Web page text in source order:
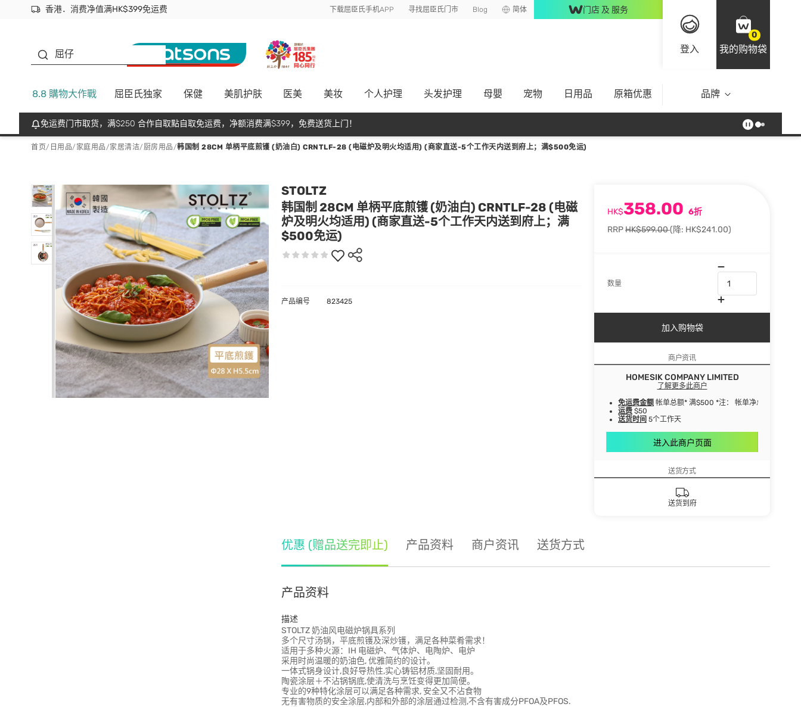
香港．消费净值满HK$399免运费
立即成为易赏钱会员尽享独家优惠
首次APP下单买满$450 输入 NEWAPP 即减$50 下载屈臣氏手机APP 寻找屈臣氏门市 Blog 简体 门店 及 服务
登入
0
我的购物袋
屈仔
8.8 購物大作戰 屈臣氏独家 保健 美肌护肤 医美 美妆 个人护理 头发护理 母嬰 宠物 日用品 原箱优惠 品牌
免运费门市取货，满$250 合作自取點自取免运费，净额消费满$399，免费送货上门！
首页/ 日用品/ 家庭用品/家居清洁/厨房用品/韩国制 28CM 单柄平底煎镬 (奶油白) CRNTLF-28 (电磁炉及明火均适用) (商家直送-5个工作天内送到府上；满$500免运)
STOLTZ
韩国制 28CM 单柄平底煎镬 (奶油白) CRNTLF-28 (电磁
炉及明火均适用) (商家直送-5个工作天内送到府上；满
$500免运)
HK$358.00 6折
RRPHK$599.00(降: HK$241.00)
数量
加入购物袋
商户资讯
HOMESIK COMPANY LIMITED
了解更多此商户
免运费金额 帐单总额* 满$500 *注： 帐单净总额指扣除
运费 $50
送货时间 5个工作天
进入此商户页面
送货方式
送货到府
产品编号 823425
优惠 (赠品送完即止) 产品资料 商户资讯 送货方式
产品资料
描述
STOLTZ 奶油风电磁炉锅具系列
多个尺寸汤锅，平底煎镬及深炒镬，满足各种菜肴需求！
适用于多种火源：IH 电磁炉、气体炉、电陶炉、电炉
采用时尚温暖的奶油色, 优雅简约的设计。
一体式锅身设计,良好导热性,实心铸铝材质,坚固耐用。
陶瓷涂层＋不沾锅锅底,使清洗与烹饪变得更加简便。
专业的9种特化涂层可以满足各种需求, 安全又不沾食物
无有害物质的安全涂层,内部和外部的涂层通过检测,不含有害成分PFOA及PFOS.